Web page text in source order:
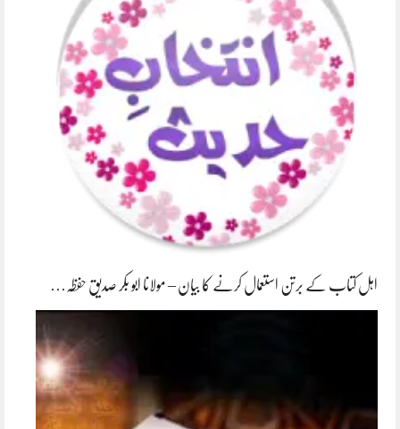
اہل کتاب کے برتن استعمال کرنے کا بیان – مولانا ابو بکر صدیق حفظہ…